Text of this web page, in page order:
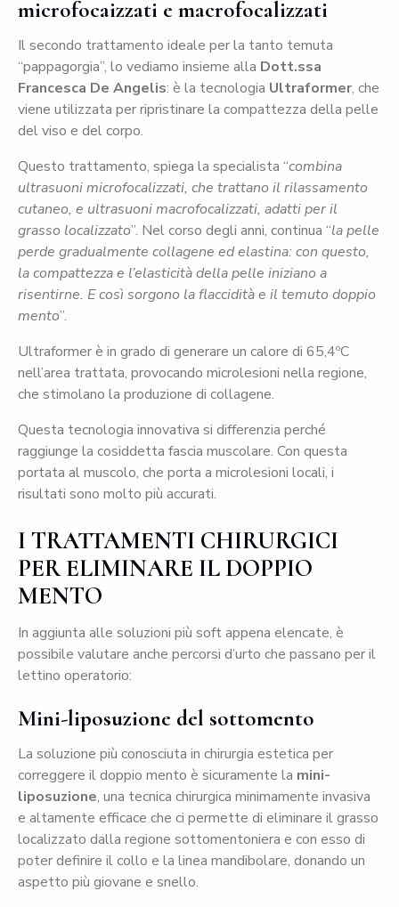
microfocaizzati e macrofocalizzati
Il secondo trattamento ideale per la tanto temuta
“pappagorgia”, lo vediamo insieme alla Dott.ssa
Francesca De Angelis: è la tecnologia Ultraformer, che
viene utilizzata per ripristinare la compattezza della pelle
del viso e del corpo.
Questo trattamento, spiega la specialista “combina
ultrasuoni microfocalizzati, che trattano il rilassamento
cutaneo, e ultrasuoni macrofocalizzati, adatti per il
grasso localizzato”. Nel corso degli anni, continua “la pelle
perde gradualmente collagene ed elastina: con questo,
la compattezza e l’elasticità della pelle iniziano a
risentirne. E così sorgono la flaccidità e il temuto doppio
mento”.
Ultraformer è in grado di generare un calore di 65,4ºC
nell’area trattata, provocando microlesioni nella regione,
che stimolano la produzione di collagene.
Questa tecnologia innovativa si differenzia perché
raggiunge la cosiddetta fascia muscolare. Con questa
portata al muscolo, che porta a microlesioni locali, i
risultati sono molto più accurati.
I TRATTAMENTI CHIRURGICI
PER ELIMINARE IL DOPPIO
MENTO
In aggiunta alle soluzioni più soft appena elencate, è
possibile valutare anche percorsi d’urto che passano per il
lettino operatorio:
Mini-liposuzione del sottomento
La soluzione più conosciuta in chirurgia estetica per
correggere il doppio mento è sicuramente la mini-
liposuzione, una tecnica chirurgica minimamente invasiva
e altamente efficace che ci permette di eliminare il grasso
localizzato dalla regione sottomentoniera e con esso di
poter definire il collo e la linea mandibolare, donando un
aspetto più giovane e snello.